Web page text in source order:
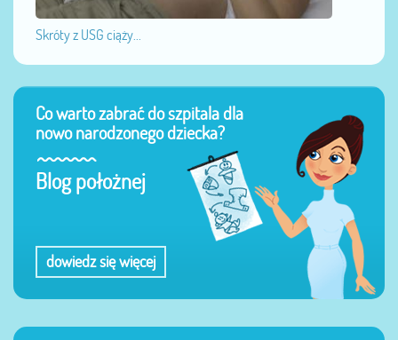
Skróty z USG ciąży...
Co warto zabrać do szpitala dla
nowo narodzonego dziecka?
Blog położnej
dowiedz się więcej